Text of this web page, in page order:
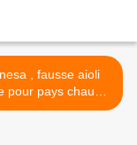
, fausse aioli
pour pays chauds
>